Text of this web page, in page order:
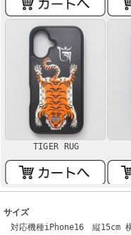
TIGER RUG
サイズ
対応機種iPhone16 縦15cm